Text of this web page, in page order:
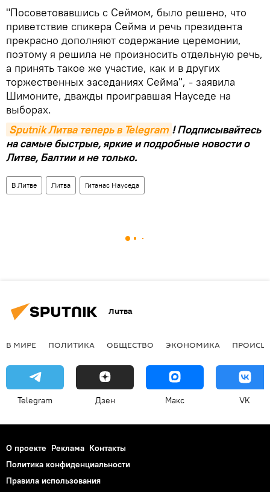
"Посоветовавшись с Сеймом, было решено, что
приветствие спикера Сейма и речь президента
прекрасно дополняют содержание церемонии,
поэтому я решила не произносить отдельную речь,
а принять такое же участие, как и в других
торжественных заседаниях Сейма", - заявила
Шимоните, дважды проигравшая Науседе на
выборах.
Sputnik Литва теперь в Telegram ! Подписывайтесь
на самые быстрые, яркие и подробные новости о
Литве, Балтии и не только.
В Литве Литва Гитанас Науседа
Литва
В МИРЕ ПОЛИТИКА ОБЩЕСТВО ЭКОНОМИКА
Telegram Дзен Макс VK
О проекте Реклама Контакты
Политика конфиденциальности
Правила использования